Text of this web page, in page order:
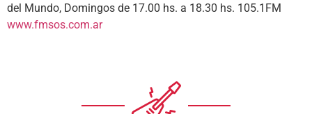
del Mundo, Domingos de 17.00 hs. a 18.30 hs. 105.1FM
www.fmsos.com.ar